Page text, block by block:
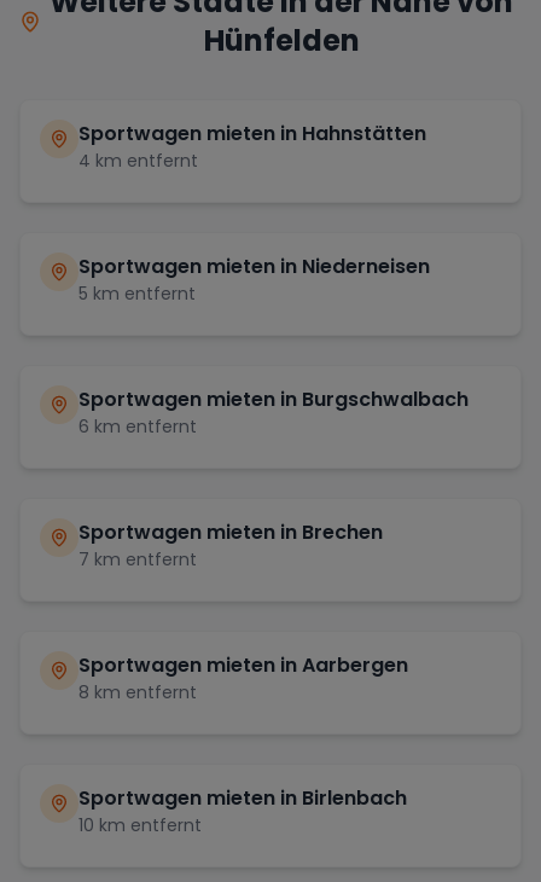
Hünfelden
Sportwagen mieten in Hahnstätten
4 km entfernt
Sportwagen mieten in Niederneisen
5 km entfernt
Sportwagen mieten in Burgschwalbach
6 km entfernt
Sportwagen mieten in Brechen
7 km entfernt
Sportwagen mieten inAarbergen
8 km entfernt
Sportwagen mieten in Birlenbach
10 km entfernt